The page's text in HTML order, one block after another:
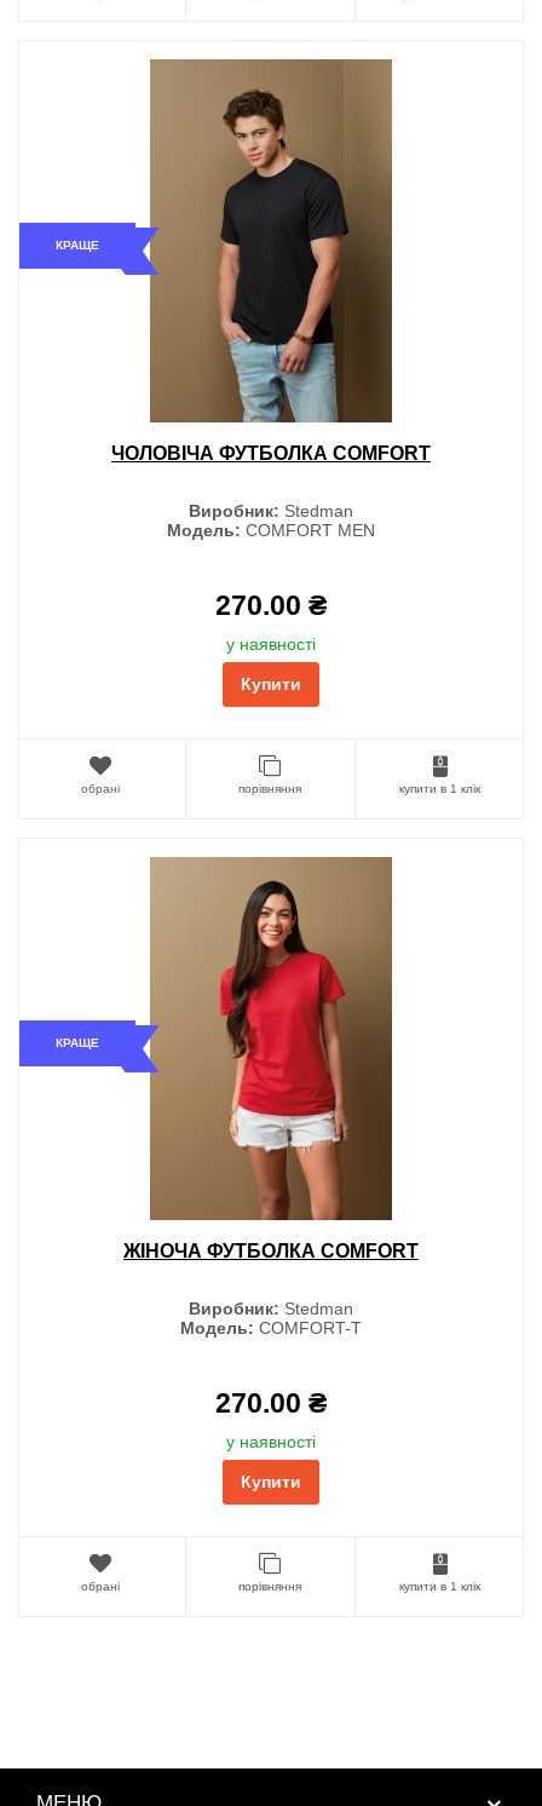
КРАЩЕ
ЧОЛОВІЧА ФУТБОЛКА COMFORT
Виробник: Stedman
Модель: COMFORT MEN
270.00 ₴
у наявності
Купити
обрані порівняння купити в 1 клік
КРАЩЕ
ЖІНОЧА ФУТБОЛКА COMFORT
Виробник: Stedman
Модель: COMFORT-T
270.00 ₴
у наявності
Купити
обрані порівняння купити в 1 клік